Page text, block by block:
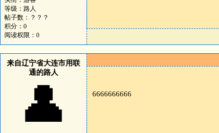
等级：路人
帖子数：？？？
积分：0
阅读权限：0
来自辽宁省大连市用联
通的路人
👤 6666666666